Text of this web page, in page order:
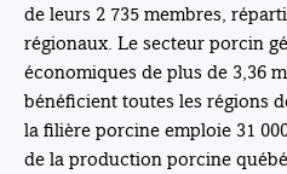
de leurs 2 735 membres,
régionaux. Le secteur porcin
économiques de plus de 3,36
bénéficient toutes les régions
la filière porcine emploie 31
de la production porcine